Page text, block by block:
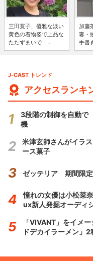
三田寛子、優雅な淡い
黄色の着物姿で上品な
たたずまいで ...
加藤
妻・
手書
J-CAST トレンド
アクセスランキ
3段階の制御を自動で
機
米津玄師さんがイラ
ース菓子
ゼッテリア 期間限定
憧れの女優は小松菜
ux新人発掘オーディ
「VIVANT」をイメ
ドデカイラーメン」2